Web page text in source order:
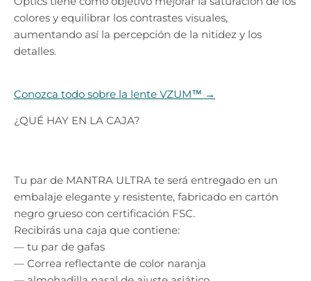
colores y equilibrar los contrastes visuales,
aumentando así la percepción de la nitidez y los
detalles.
Conozca todo sobre la lente VZUM™ →
¿QUÉ HAY EN LA CAJA?
Tu par de MANTRA ULTRA te será entregado en un
embalaje elegante y resistente, fabricado en cartón
negro grueso con certificación FSC.
Recibirás una caja que contiene:
— tu par de gafas
— Correa reflectante de color naranja